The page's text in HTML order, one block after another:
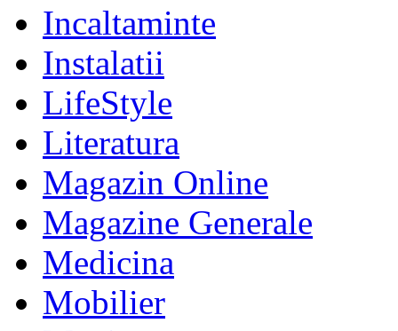
Incaltaminte
Instalatii
LifeStyle
Literatura
Magazin Online
Magazine Generale
Medicina
Mobilier